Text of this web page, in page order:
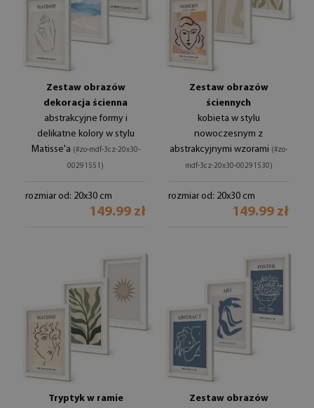
Zestaw obrazów
dekoracja ścienna
abstrakcyjne formy i
delikatne kolory w stylu
Matisse'a (#zo-mdf-3cz-20x30-
00291551)
rozmiar od: 20x30 cm
149.99 zł
Zestaw obrazów
ściennych
kobieta w stylu
nowoczesnym z
abstrakcyjnymi wzorami (#zo-
mdf-3cz-20x30-00291530)
rozmiar od: 20x30 cm
149.99 zł
Tryptyk w ramie
Zestaw obrazów